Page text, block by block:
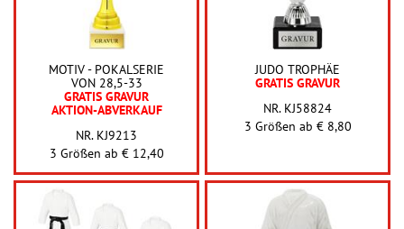
MOTIV - POKALSERIE
VON 28,5-33
GRATIS GRAVUR
AKTION-ABVERKAUF
NR. KJ9213
3 Größen ab € 12,40
JUDO TROPHÄE
GRATIS GRAVUR
NR. KJ58824
3 Größen ab € 8,80